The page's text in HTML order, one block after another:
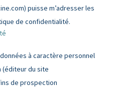
puisse m’adresser les
de confidentialité.
à caractère personnel
(éditeur du site
de prospection